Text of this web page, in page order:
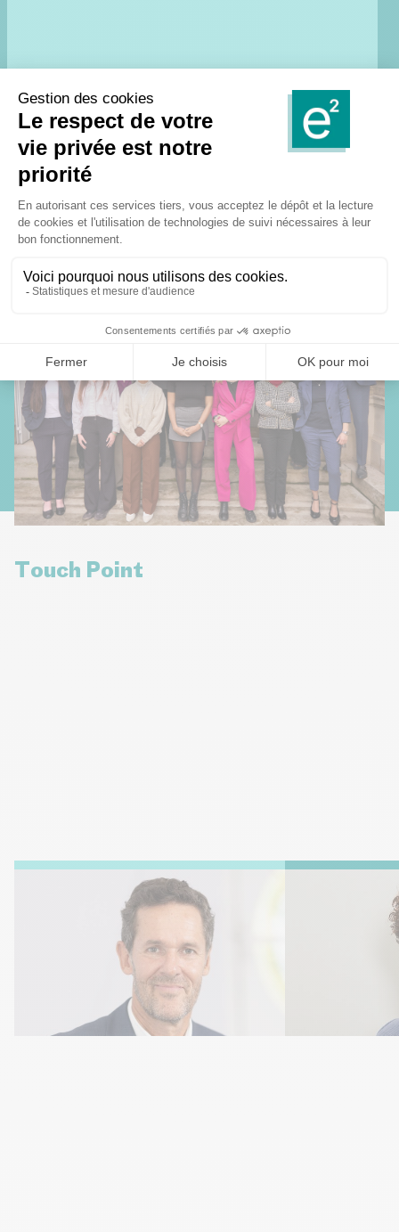
Une équipe de docteurs en économie, multiculturelle et
passionnée, prend en charge le montage, la rédaction et
la défense de vos dossiers de financement devant les
autorités compétentes.
Touch Point
Marc ISABELLE
Président & Fondateur
marc.isabelle@europeaneconomics.com
+33 6 73 11 61 09
Narjiss
Directrice